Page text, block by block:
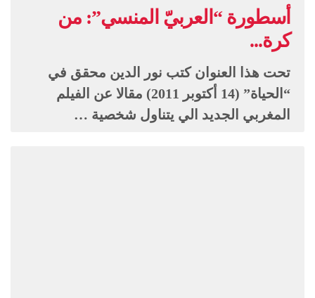
أسطورة “العربيّ المنسي”: من
كرة...
تحت هذا العنوان كتب نور الدين محقق في
“الحياة” (14 أكتوبر 2011) مقالا عن الفيلم
المغربي الجديد الي يتناول شخصية …